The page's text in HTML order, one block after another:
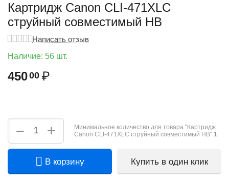
Картридж Canon CLI-471XLC
струйный совместимый HB
Написать отзыв
Наличие: 56 шт.
45000 ₽
+
−
Минимальное количество для товара "Картридж
Canon CLI-471XLC струйный совместимый HB" 1.
В корзину Купить в один клик